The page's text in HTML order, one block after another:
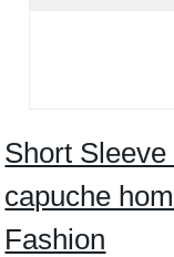
Short
capuche
Fashion